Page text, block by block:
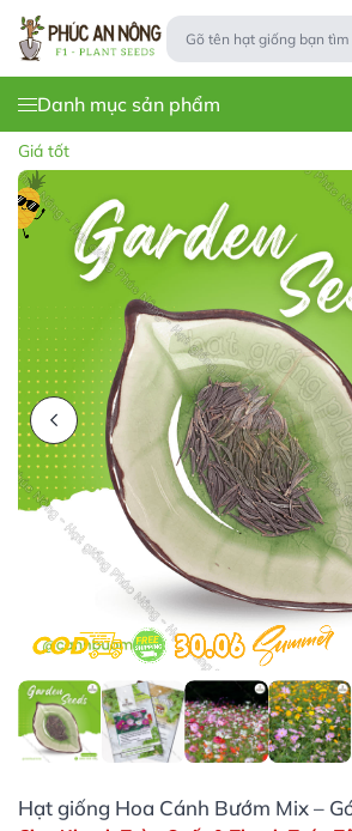
Danh mục sản phẩm
Giá tốt
Hạt giống Hoa Cánh Bướm Mix –